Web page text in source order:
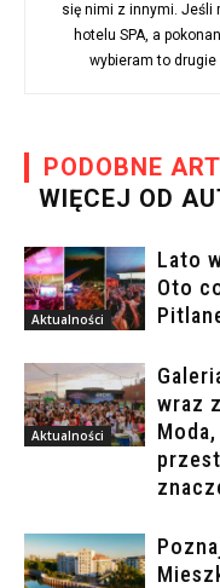
się nimi z innymi. Jeśli
hotelu SPA, a
wybieram to
PODOBNE
WIĘCEJ OD
Aktualności
Lato
Oto
Aktualności
wraz